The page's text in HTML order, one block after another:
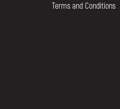
Terms and Conditions